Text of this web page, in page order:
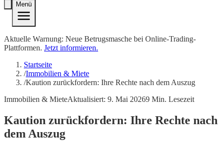
Menü
Aktuelle Warnung: Neue Betrugsmasche bei Online-Trading-
Plattformen. Jetzt informieren.
Startseite
/Immobilien & Miete
/Kaution zurückfordern: Ihre Rechte nach dem Auszug
Immobilien & MieteAktualisiert: 9. Mai 20269 Min. Lesezeit
Kaution zurückfordern: Ihre Rechte nach
dem Auszug